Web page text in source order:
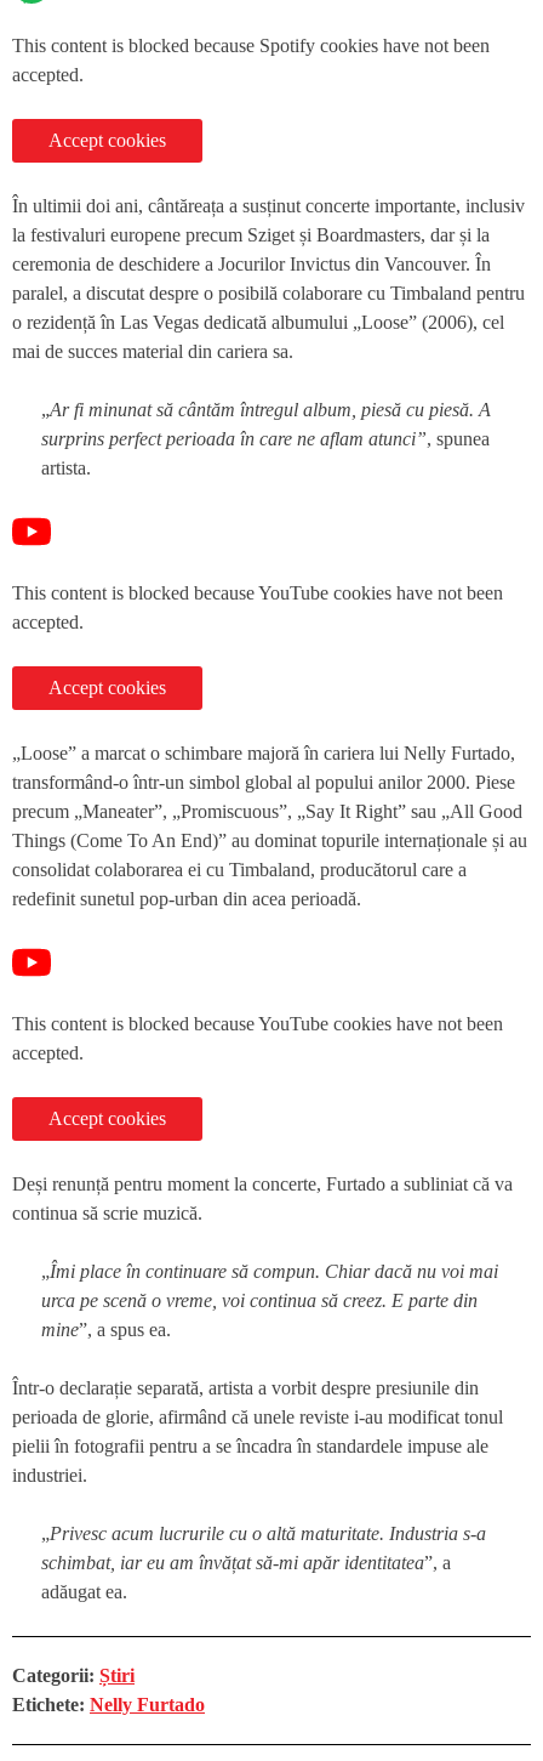
This content is blocked because Spotify cookies have not been
accepted.
Accept cookies
În ultimii doi ani, cântăreața a susținut concerte importante, inclusiv
la festivaluri europene precum Sziget și Boardmasters, dar și la
ceremonia de deschidere a Jocurilor Invictus din Vancouver. În
paralel, a discutat despre o posibilă colaborare cu Timbaland pentru
o rezidență în Las Vegas dedicată albumului „Loose” (2006), cel
mai de succes material din cariera sa.
„Ar fi minunat să cântăm întregul album, piesă cu piesă. A
surprins perfect perioada în care ne aflam atunci”, spunea
artista.
This content is blocked because YouTube cookies have not been
accepted.
Accept cookies
„Loose” a marcat o schimbare majoră în cariera lui Nelly Furtado,
transformând-o într-un simbol global al popului anilor 2000. Piese
precum „Maneater”, „Promiscuous”, „Say It Right” sau „All Good
Things (Come To An End)” au dominat topurile internaționale și au
consolidat colaborarea ei cu Timbaland, producătorul care a
redefinit sunetul pop-urban din acea perioadă.
This content is blocked because YouTube cookies have not been
accepted.
Accept cookies
Deși renunță pentru moment la concerte, Furtado a subliniat că va
continua să scrie muzică.
„Îmi place în continuare să compun. Chiar dacă nu voi mai
urca pe scenă o vreme, voi continua să creez. E parte din
mine”, a spus ea.
Într-o declarație separată, artista a vorbit despre presiunile din
perioada de glorie, afirmând că unele reviste i-au modificat tonul
pielii în fotografii pentru a se încadra în standardele impuse ale
industriei.
„Privesc acum lucrurile cu o altă maturitate. Industria s-a
schimbat, iar eu am învățat să-mi apăr identitatea”, a
adăugat ea.
Categorii: Știri
Etichete: Nelly Furtado